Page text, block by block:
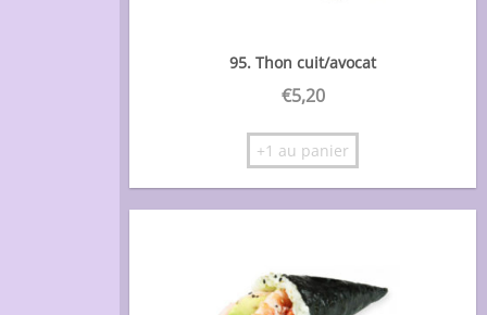
95. Thon cuit/avocat
€5,20
+1 au panier